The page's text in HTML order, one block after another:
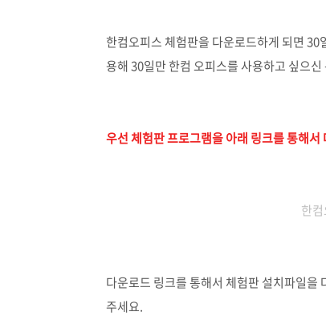
한컴오피스 체험판을 다운로드하게 되면
용해 30일만 한컴 오피스를 사용하고 싶으
우선 체험판 프로그램을 아래 링크를 통해서
한
다운로드 링크를 통해서 체험판 설치파일을
주세요.